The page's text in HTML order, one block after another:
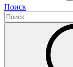
Поиск